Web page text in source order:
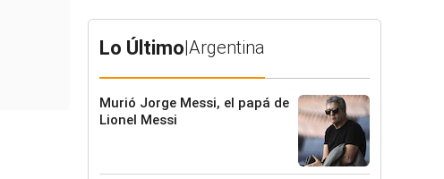
Lo Último|Argentina
Murió Jorge Messi, el papá de
Lionel Messi